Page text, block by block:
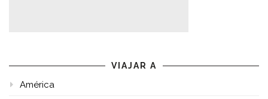
VIAJAR A
América